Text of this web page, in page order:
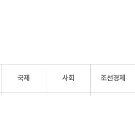
국제 사회 조선경제